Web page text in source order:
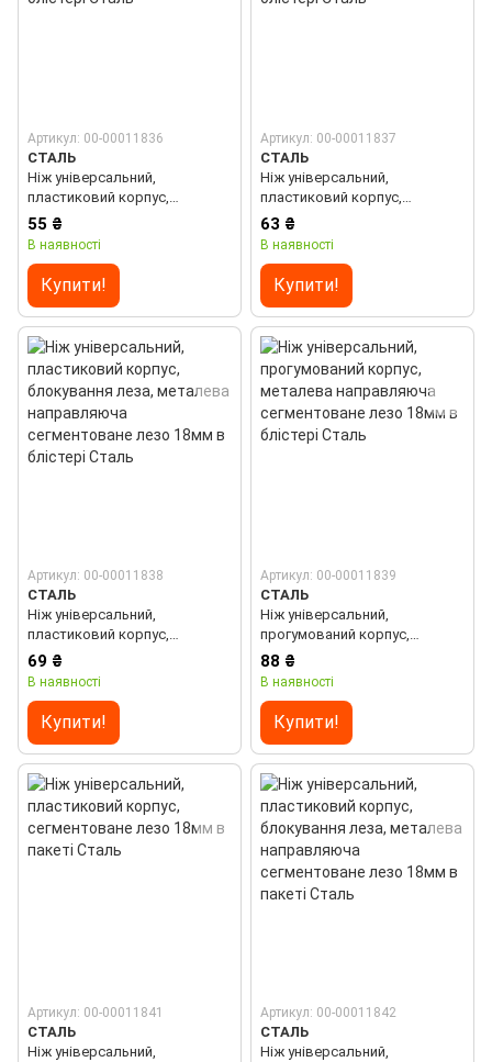
Артикул: 00-00011836
СТАЛЬ
Ніж універсальний,
пластиковий корпус,
металева направляюча
сегментоване лезо 18мм в
55 ₴
В наявності
Купити!
Артикул: 00-00011837
СТАЛЬ
Ніж універсальний,
пластиковий корпус,
металева направляюча
сегментоване лезо 18мм в
63 ₴
В наявності
Купити!
Артикул: 00-00011838
СТАЛЬ
Ніж універсальний,
пластиковий корпус,
блокування леза, металева
направляюча сегментоване
69 ₴
В наявності
Купити!
Артикул: 00-00011839
СТАЛЬ
Ніж універсальний,
прогумований корпус,
металева направляюча
сегментоване лезо 18мм в
88 ₴
В наявності
Купити!
Артикул: 00-00011841
СТАЛЬ
Ніж універсальний,
Артикул: 00-00011842
СТАЛЬ
Ніж універсальний,